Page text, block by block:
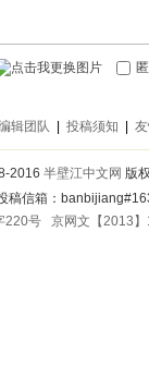
辑团队 投稿须知
2016 半壁江中文网 版
稿信箱：
220号
京网文【2013